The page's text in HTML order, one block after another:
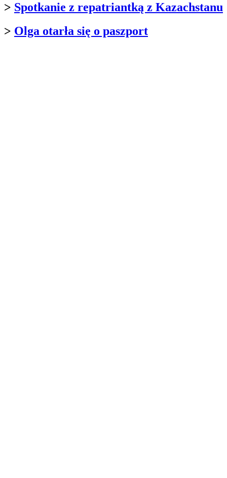
> Spotkanie z repatriantką z Kazachstanu
> Olga otarła się o paszport